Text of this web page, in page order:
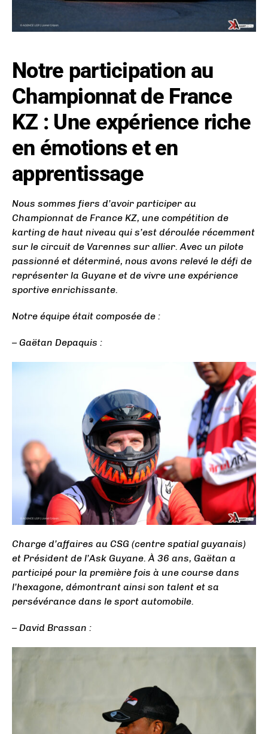
Notre participation au
Championnat de France
KZ : Une expérience riche
en émotions et en
apprentissage
Nous sommes fiers d’avoir participer au
Championnat de France KZ, une compétition de
karting de haut niveau qui s’est déroulée récemment
sur le circuit de Varennes sur allier. Avec un pilote
passionné et déterminé, nous avons relevé le défi de
représenter la Guyane et de vivre une expérience
sportive enrichissante.
Notre équipe était composée de :
– Gaëtan Depaquis :
Charge d’affaires au CSG (centre spatial guyanais)
et Président de l’Ask Guyane. À 36 ans, Gaëtan a
participé pour la première fois à une course dans
l’hexagone, démontrant ainsi son talent et sa
persévérance dans le sport automobile.
– David Brassan :